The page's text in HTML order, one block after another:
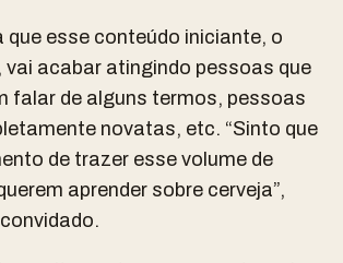
que esse conteúdo iniciante, o
vai acabar atingindo pessoas que
falar de alguns termos, pessoas
novatas, etc. “Sinto que
de trazer esse volume de
aprender sobre cerveja”,